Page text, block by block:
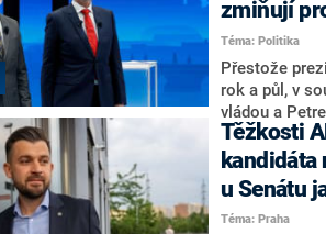
Tejce (za
práva Taťány
adresu vlády
vrátila k
hnutí Naše
zmiňují
Téma: Politika
Přestože
rok a půl, v
vládou a
tom, koho by
koalice.
jméno
bude znovu
Těžkosti
u Senátu
Téma: Praha